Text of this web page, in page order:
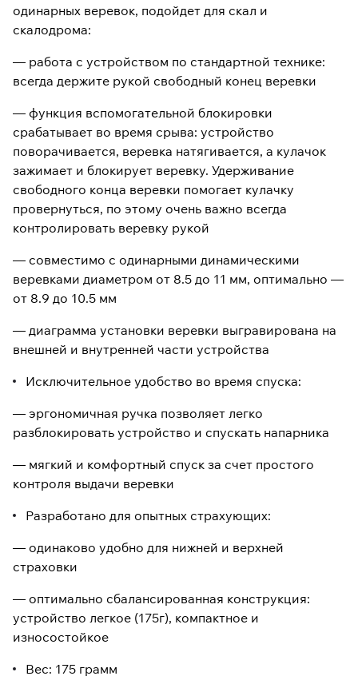
одинарных веревок, подойдет для скал и
скалодрома:
— работа с устройством по стандартной технике:
всегда держите рукой свободный конец веревки
— функция вспомогательной блокировки
срабатывает во время срыва: устройство
поворачивается, веревка натягивается, а кулачок
зажимает и блокирует веревку. Удерживание
свободного конца веревки помогает кулачку
провернуться, по этому очень важно всегда
контролировать веревку рукой
— совместимо с одинарными динамическими
веревками диаметром от 8.5 до 11 мм, оптимально —
от 8.9 до 10.5 мм
— диаграмма установки веревки выгравирована на
внешней и внутренней части устройства
Исключительное удобство во время спуска:
— эргономичная ручка позволяет легко
разблокировать устройство и спускать напарника
— мягкий и комфортный спуск за счет простого
контроля выдачи веревки
Разработано для опытных страхующих:
— одинаково удобно для нижней и верхней
страховки
— оптимально сбалансированная конструкция:
устройство легкое (175г), компактное и
износостойкое
Вес: 175 грамм